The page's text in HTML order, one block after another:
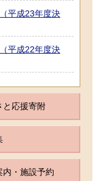
平成23年度決
平成22年度決
と応援寄附
内・施設予約